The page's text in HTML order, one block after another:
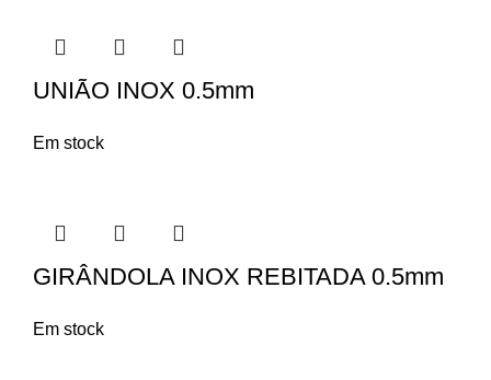
UNIÃO INOX 0.5mm
Em stock
GIRÂNDOLA INOX REBITADA 0.5mm
Em stock